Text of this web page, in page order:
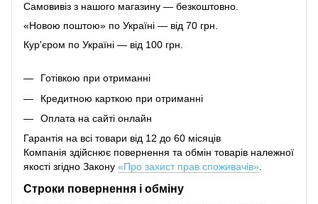
Самовивіз з нашого магазину — безкоштовно.
«Новою поштою» по Україні — від 70 грн.
Кур'єром по Україні — від 100 грн.
Готівкою при отриманні
Кредитною карткою при отриманні
Оплата на сайті онлайн
Гарантія на всі товари від 12 до 60 місяців
Компанія здійснює повернення та обмін товарів належної
якості згідно Закону «Про захист прав споживачів».
Строки повернення і обміну